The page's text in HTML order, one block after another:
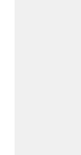
zlobí se
být dostatek,